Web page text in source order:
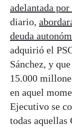
adelantada por
diario,
deuda
adquirió el
Sánchez, y
15.000
en aquel
Ejecutivo se
todas aquellas